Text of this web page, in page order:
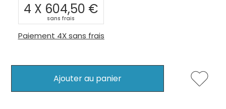
4 X 604,50
sans frais
Paiement 4X sans frais
Ajouter au panier